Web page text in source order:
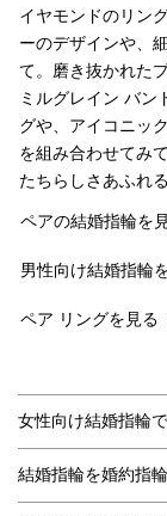
イヤモンドのリン
ーのデザインや、
て。磨き抜かれた
ミルグレイン バン
グや、アイコニッ
を組み合わせてみ
たちらしさあふれ
ペアの結婚指輪を
男性向け結婚指輪
ペア リングを見る
女性向け結婚指輪
結婚指輪を婚約指